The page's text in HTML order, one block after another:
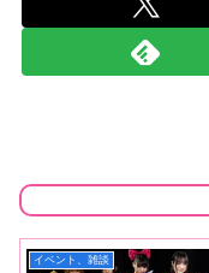
イベント、雑談